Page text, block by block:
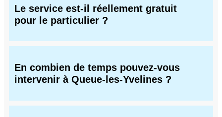
Le service est-il réellement gratuit
pour le particulier ?
En combien de temps pouvez-vous
intervenir à Queue-les-Yvelines ?